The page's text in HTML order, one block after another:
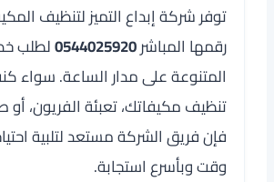
توفر شركة إبداع التميز لتنظيف
رقمها المباشر0544025920لطلب
المتنوعة على مدار الساعة. سواء
تنظيف مكيفاتك، تعبئة الفريون، أو
فإن فريق الشركة مستعد لتلبية
وقت وبأسرع استجابة.